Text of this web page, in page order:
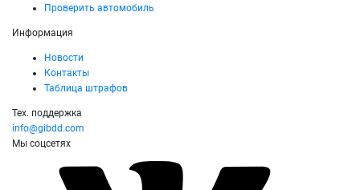
Проверить автомобиль
Информация
Новости
Контакты
Таблица штрафов
Тех. поддержка
info@gibdd.com
Мы соцсетях